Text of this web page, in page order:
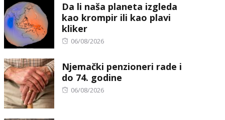
Da li naša planeta izgleda
kao krompir ili kao plavi
kliker
Posted
06/08/2026
Njemački penzioneri rade i
do 74. godine
Posted
06/08/2026